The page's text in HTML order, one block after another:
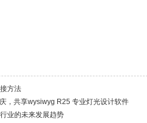
方法
，共享wysiwyg R25 专业灯光设计软件
业的未来发展趋势